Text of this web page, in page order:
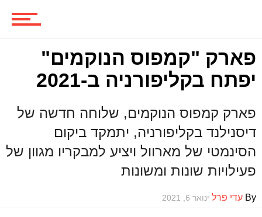
וכל השאר
פארק "קמפוס הנוקמים"
יפתח בקליפורניה ב-2021
פארק קמפוס הנוקמים, שלוחה חדשה של
דיסנילנד בקליפורניה, יתמקד ביקום
הסינמטי של מארוול ויציע למבקריו מגוון של
פעילויות שונות ומשונות
By עדי פרל ינואר 6, 2021